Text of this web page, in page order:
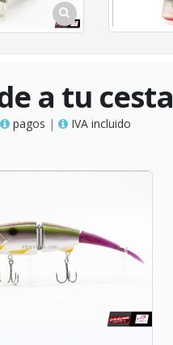
a tu cesta
pagos | IVA incluido